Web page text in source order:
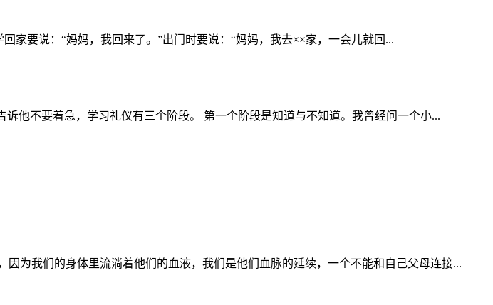
家要说：“妈妈，我回来了。”出门时要说：“妈妈，我去××家，一会儿就回...
他不要着急，学习礼仪有三个阶段。 第一个阶段是知道与不知道。我曾经问一个小...
为我们的身体里流淌着他们的血液，我们是他们血脉的延续，一个不能和自己父母连接...